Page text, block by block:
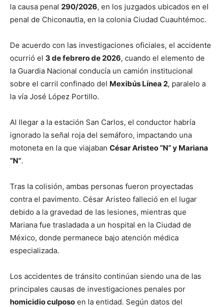
la causa penal 290/2026, en los juzgados ubicados en el
penal de Chiconautla, en la colonia Ciudad Cuauhtémoc.
De acuerdo con las investigaciones oficiales, el accidente
ocurrió el 3 de febrero de 2026, cuando el elemento de
la Guardia Nacional conducía un camión institucional
sobre el carril confinado del Mexibús Línea 2, paralelo a
la vía José López Portillo.
Al llegar a la estación San Carlos, el conductor habría
ignorado la señal roja del semáforo, impactando una
motoneta en la que viajaban César Aristeo “N” y Mariana
“N”.
Tras la colisión, ambas personas fueron proyectadas
contra el pavimento. César Aristeo falleció en el lugar
debido a la gravedad de las lesiones, mientras que
Mariana fue trasladada a un hospital en la Ciudad de
México, donde permanece bajo atención médica
especializada.
Los accidentes de tránsito continúan siendo una de las
principales causas de investigaciones penales por
homicidio culposo en la entidad. Según datos del